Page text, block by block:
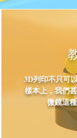
3D列印不只可
樣本上，我們
微鏡這